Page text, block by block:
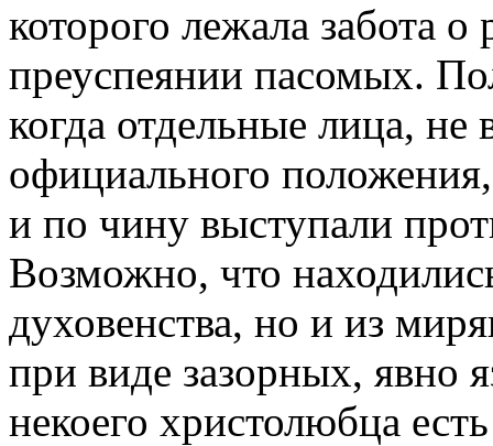
которого лежала забота
преуспеянии пасомых.
когда отдельные лица, не
официального
и по чину выступали
Возможно, что
духовенства, но и из
при виде зазорных, явно
некоего христолюбца